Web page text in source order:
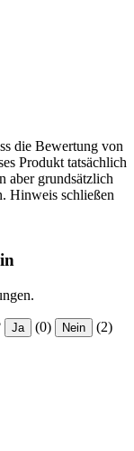
die Bewertung von
Produkt tatsächlich
aber grundsätzlich
Hinweis schließen
Ja (0) Nein (2)